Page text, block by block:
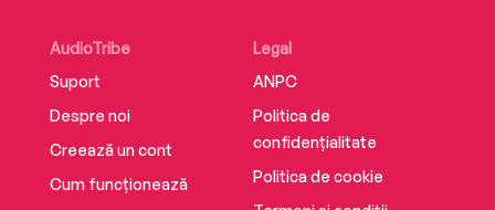
AudioTribe
Suport
Despre noi
Creează un cont
Cum funcționează
Legal
ANPC
Politica de
confidențialitate
Politica de cookie